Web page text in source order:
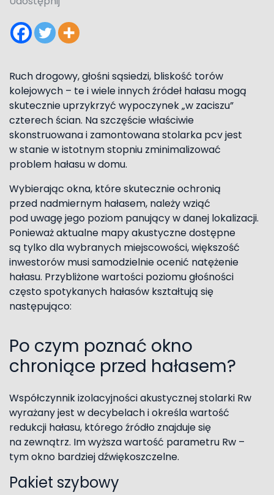
Ruch drogowy, głośni sąsiedzi, bliskość torów
kolejowych – te i wiele innych źródeł hałasu mogą
skutecznie uprzykrzyć wypoczynek „w zaciszu”
czterech ścian. Na szczęście właściwie
skonstruowana i zamontowana stolarka pcv jest
w stanie w istotnym stopniu zminimalizować
problem hałasu w domu.
Wybierając okna, które skutecznie ochronią
przed nadmiernym hałasem, należy wziąć
pod uwagę jego poziom panujący w danej lokalizacji.
Ponieważ aktualne mapy akustyczne dostępne
są tylko dla wybranych miejscowości, większość
inwestorów musi samodzielnie ocenić natężenie
hałasu. Przybliżone wartości poziomu głośności
często spotykanych hałasów kształtują się
następująco:
Po czym poznać okno
chroniące przed hałasem?
Współczynnik izolacyjności akustycznej stolarki Rw
wyrażany jest w decybelach i określa wartość
redukcji hałasu, którego źródło znajduje się
na zewnątrz. Im wyższa wartość parametru Rw –
tym okno bardziej dźwiękoszczelne.
Pakiet szybowy